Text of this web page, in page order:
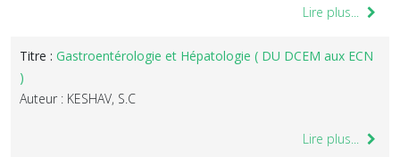
Lire plus...
Titre : Gastroentérologie et Hépatologie ( DU DCEM aux ECN
)
Auteur : KESHAV, S.C
Lire plus...